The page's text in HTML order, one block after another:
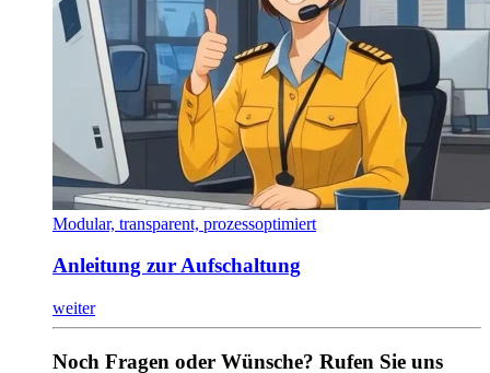
Modular, transparent, prozessoptimiert
Anleitung zur Aufschaltung
weiter
Noch Fragen oder Wünsche? Rufen Sie uns